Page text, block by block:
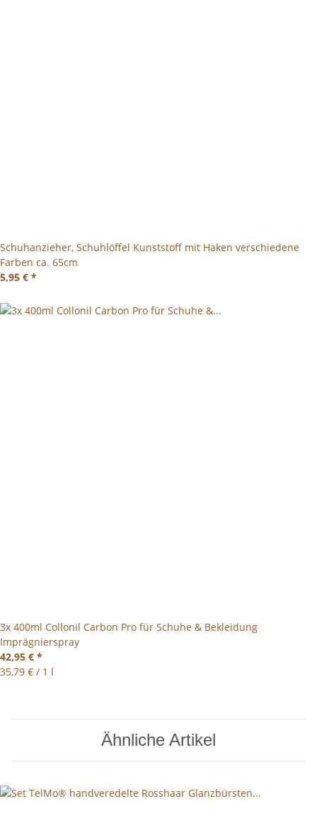
Schuhanzieher, Schuhlöffel Kunststoff mit Haken verschiedene
Farben ca. 65cm
5,95 € *
3x 400ml Collonil Carbon Pro für Schuhe & Bekleidung
Imprägnierspray
42,95 € *
35,79 € / 1 l
Ähnliche Artikel